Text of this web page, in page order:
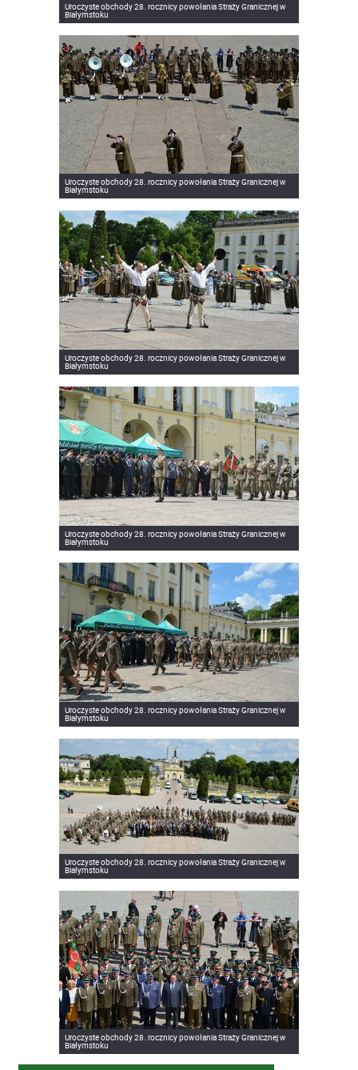
Uroczyste obchody 28. rocznicy powołania Straży Granicznej w
Białymstoku
Uroczyste obchody 28. rocznicy powołania Straży Granicznej w
Białymstoku
Uroczyste obchody 28. rocznicy powołania Straży Granicznej w
Białymstoku
Uroczyste obchody 28. rocznicy powołania Straży Granicznej w
Białymstoku
Uroczyste obchody 28. rocznicy powołania Straży Granicznej w
Białymstoku
Uroczyste obchody 28. rocznicy powołania Straży Granicznej w
Białymstoku
Uroczyste obchody 28. rocznicy powołania Straży Granicznej w
Białymstoku